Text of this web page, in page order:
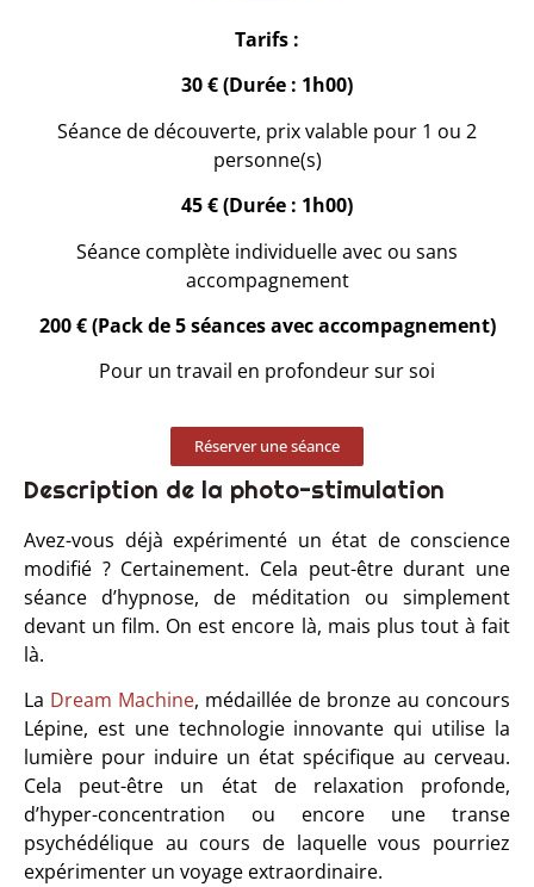
Tarifs :
30 € (Durée : 1h00)
Séance de découverte, prix valable pour 1 ou 2
personne(s)
45 € (Durée : 1h00)
Séance complète individuelle avec ou sans
accompagnement
200 € (Pack de 5 séances avec accompagnement)
Pour un travail en profondeur sur soi
Réserver une séance
Description de la photo-stimulation
Avez-vous déjà expérimenté un état de conscience
modifié ? Certainement. Cela peut-être durant une
séance d’hypnose, de méditation ou simplement
devant un film. On est encore là, mais plus tout à fait
là.
La Dream Machine, médaillée de bronze au concours
Lépine, est une technologie innovante qui utilise la
lumière pour induire un état spécifique au cerveau.
Cela peut-être un état de relaxation profonde,
d’hyper-concentration ou encore une transe
psychédélique au cours de laquelle vous pourriez
expérimenter un voyage extraordinaire.